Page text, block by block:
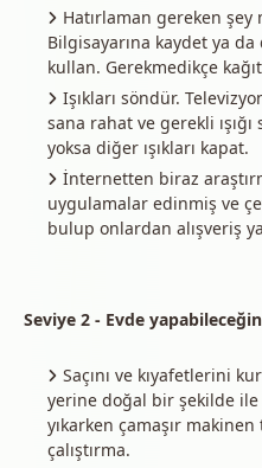
Hatırlaman gereken şey
Bilgisayarına kaydet ya
kullan. Gerekmedikçe
Işıkları söndür.
sana rahat ve gerekli
yoksa diğer ışıkları kapat.
İnternetten biraz
uygulamalar edinmiş ve
bulup onlardan alışveriş
Seviye 2 - Evde
Saçını ve kıyafetlerini
yerine doğal bir şekilde ile
yıkarken çamaşır
çalıştırma.